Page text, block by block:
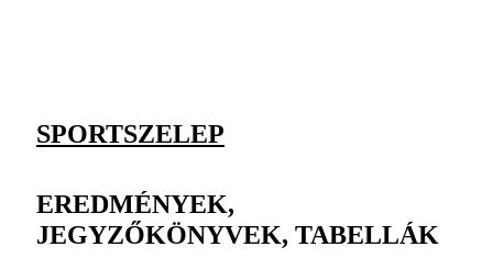
SPORTSZELEP
EREDMÉNYEK,
JEGYZŐKÖNYVEK, TABELLÁK